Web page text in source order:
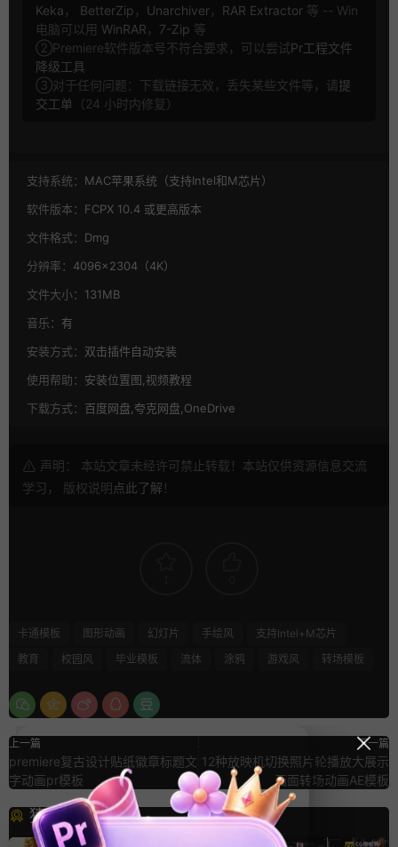
Keka ， BetterZip ， Unarchiver， RAR Extractor 等 -- Win
电脑可以用 WinRAR ， 7-Zip 等
②Premiere软件版本号不符合要求，可以尝试Pr工程文件
降级工具
③对于任何问题：下载链接无效，丢失某些文件等，请提
交工单 （24 小时内修复）
支持系统： MAC苹果系统（支持Intel和M芯片）
软件版本： FCPX 10.4 或更高版本
文件格式： Dmg
分辨率： 4096×2304（4K）
文件大小： 131MB
音乐： 有
安装方式： 双击插件自动安装
使用帮助： 安装位置图,视频教程
下载方式： 百度网盘,夸克网盘,OneDrive
声明： 本站文章未经许可禁止转载！本站仅供资源信息交流
学习， 版权说明点此了解 ！
卡通模板 图形动画 幻灯片 手绘风
支持Intel+M芯片
教育
校园风 毕业模板 流体 涂鸦 游戏风 转场模板
上一篇
premiere复古设计贴纸徽章标题文
字动画pr模板
下一篇
12种放映机切换照片轮播放大展示
画面转场动画AE模板
猜你喜欢